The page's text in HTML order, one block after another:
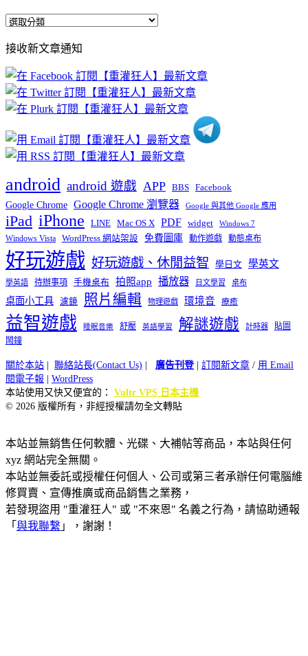
全
文
章
分
類
接收新文章通知
android android 遊戲 APP BBS Facebook
Google Chrome Google Chrome 瀏覽器 Google 與其他 Google 應用
iPad iPhone LINE Mac OS X PDF widget Windows 7
Windows Vista WordPress 網站架設 免費圖庫 動作遊戲 動態桌布
好玩遊戲 好玩遊戲、休閒益智 學日文 學英文
學英語 待辦事項 手機桌布 拍照app 播放器 日文學習 桌布
桌面小工具 濾鏡 照片編輯 物理遊戲 環境音 療癒
益智遊戲 睡眠音樂 舒壓 英語學習 解謎遊戲 計時器
貼圖
鬧鐘
關於本站 聯絡站長(Contact Us) 廣告刊登| 訂閱新文章 / 用 Email
閱電子報
WordPress
本站使用又快又便宜的： Vultr VPS 日本主機
© 2026 版權所有，非經授權請勿全文轉貼
本站並無銷售任何軟體、光碟、大補帖等商品，本站與任何
xyz 網站完全無關。
本站並無委託或授權任何個人、公司或第三者承辦任何電腦維
修買賣、宣傳推廣或商品銷售之業務，
若發現盜用 "重灌狂人" 或 "不來恩" 名義之行為，請協助通報
「 與我聯繫 」，謝謝！